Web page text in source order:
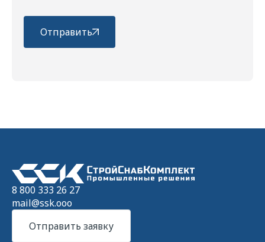
Отправить
8 800 333 26 27
mail@ssk.ooo
Отправить заявку